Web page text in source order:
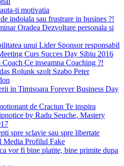
ti motivatia
indoiala sau frustrare in busines ?!
Oradea Dezvoltare personala si
unui Lider Sponsor responsabil
Curs Succes Day Sibiu 2016
Ce inseamna Coaching ?!
Rolunk szolt Szabo Peter
in Timisoara Forever Business Day
de Craciun Te inspira
by Radu Seuche, Mastery
spre sclavie sau spre libertate
Media Profilul Fake
vor fi bine platite, bine primite dupa